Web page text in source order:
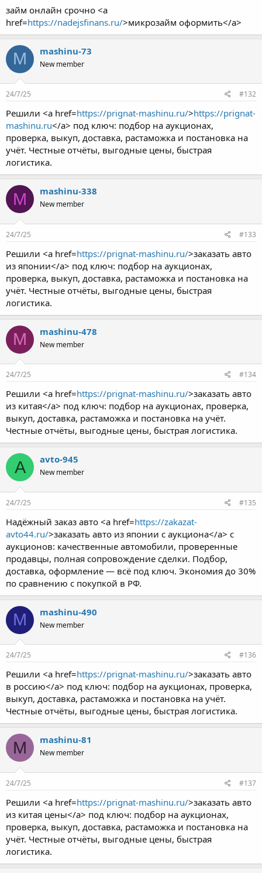
займ онлайн срочно <a
href=https://nadejsfinans.ru/>микрозайм оформить</a>
M mashinu-73
New member
24/7/25 #132
Решили <a href=https://prignat-mashinu.ru/>https://prignat-
mashinu.ru</a> под ключ: подбор на аукционах,
проверка, выкуп, доставка, растаможка и постановка на
учёт. Честные отчёты, выгодные цены, быстрая
логистика.
M mashinu-338
New member
24/7/25 #133
Решили <a href=https://prignat-mashinu.ru/>заказать авто
из японии</a> под ключ: подбор на аукционах,
проверка, выкуп, доставка, растаможка и постановка на
учёт. Честные отчёты, выгодные цены, быстрая
логистика.
M mashinu-478
New member
24/7/25 #134
Решили <a href=https://prignat-mashinu.ru/>заказать авто
из китая</a> под ключ: подбор на аукционах, проверка,
выкуп, доставка, растаможка и постановка на учёт.
Честные отчёты, выгодные цены, быстрая логистика.
A avto-945
New member
24/7/25 #135
Надёжный заказ авто <a href=https://zakazat-
avto44.ru/>заказать авто из японии с аукциона</a> с
аукционов: качественные автомобили, проверенные
продавцы, полная сопровождение сделки. Подбор,
доставка, оформление — всё под ключ. Экономия до 30%
по сравнению с покупкой в РФ.
M mashinu-490
New member
24/7/25 #136
Решили <a href=https://prignat-mashinu.ru/>заказать авто
в россию</a> под ключ: подбор на аукционах, проверка,
выкуп, доставка, растаможка и постановка на учёт.
Честные отчёты, выгодные цены, быстрая логистика.
M mashinu-81
New member
24/7/25 #137
Решили <a href=https://prignat-mashinu.ru/>заказать авто
из китая цены</a> под ключ: подбор на аукционах,
проверка, выкуп, доставка, растаможка и постановка на
учёт. Честные отчёты, выгодные цены, быстрая
логистика.